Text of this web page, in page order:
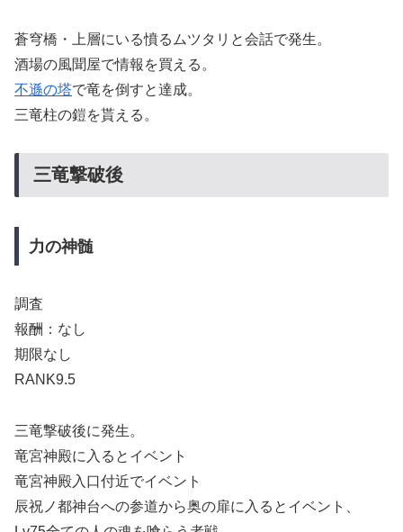
蒼穹橋・上層にいる憤るムツタリと会話で発生。
酒場の風聞屋で情報を買える。
不遜の塔で竜を倒すと達成。
三竜柱の鎧を貰える。
三竜撃破後
力の神髄
調査
報酬：なし
期限なし
RANK9.5
三竜撃破後に発生。
竜宮神殿に入るとイベント
竜宮神殿入口付近でイベント
辰祝ノ都神台への参道から奥の扉に入るとイベント、